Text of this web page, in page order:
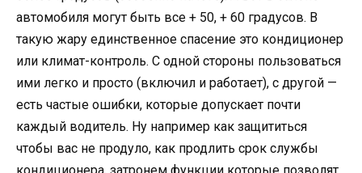
автомобиля могут быть все + 50, + 60 градусов. В
такую жару единственное спасение это кондиционер
или климат-контроль. С одной стороны пользоваться
ими легко и просто (включил и работает), с другой —
есть частые ошибки, которые допускает почти
каждый водитель. Ну например как защититься
чтобы вас не продуло, как продлить срок службы